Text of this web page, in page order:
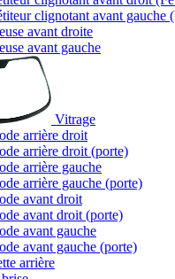
clignotant avant gauche
avant droite
avant gauche
Vitrage
arrière droit
arrière droit (porte)
arrière gauche
arrière gauche (porte)
avant droit
avant droit (porte)
avant gauche
avant gauche (porte)
arrière